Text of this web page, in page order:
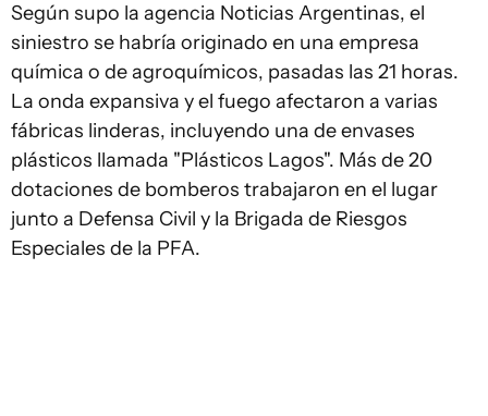
Según supo la agencia Noticias Argentinas, el
siniestro se habría originado en una empresa
química o de agroquímicos, pasadas las 21 horas.
La onda expansiva y el fuego afectaron a varias
fábricas linderas, incluyendo una de envases
plásticos llamada "Plásticos Lagos". Más de 20
dotaciones de bomberos trabajaron en el lugar
junto a Defensa Civil y la Brigada de Riesgos
Especiales de la PFA.